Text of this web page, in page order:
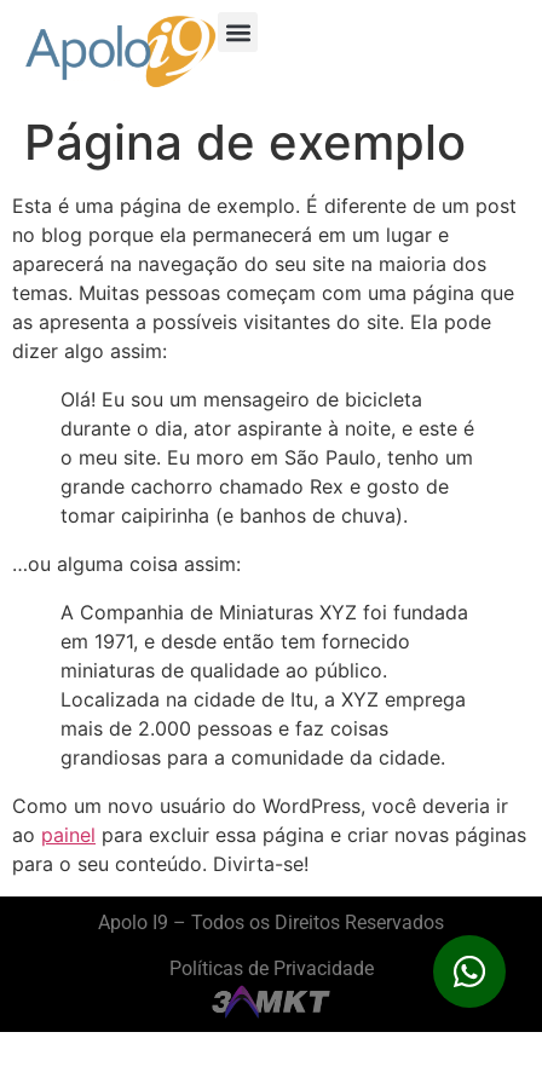
Página de exemplo
Esta é uma página de exemplo. É diferente de um post
no blog porque ela permanecerá em um lugar e
aparecerá na navegação do seu site na maioria dos
temas. Muitas pessoas começam com uma página que
as apresenta a possíveis visitantes do site. Ela pode
dizer algo assim:
Olá! Eu sou um mensageiro de bicicleta
durante o dia, ator aspirante à noite, e este é
o meu site. Eu moro em São Paulo, tenho um
grande cachorro chamado Rex e gosto de
tomar caipirinha (e banhos de chuva).
…ou alguma coisa assim:
A Companhia de Miniaturas XYZ foi fundada
em 1971, e desde então tem fornecido
miniaturas de qualidade ao público.
Localizada na cidade de Itu, a XYZ emprega
mais de 2.000 pessoas e faz coisas
grandiosas para a comunidade da cidade.
Como um novo usuário do WordPress, você deveria ir
ao painel para excluir essa página e criar novas páginas
para o seu conteúdo. Divirta-se!
Apolo I9 – Todos os Direitos Reservados
Políticas de Privacidade